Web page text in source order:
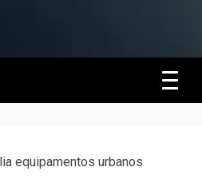
| O
equipamentos urbanos